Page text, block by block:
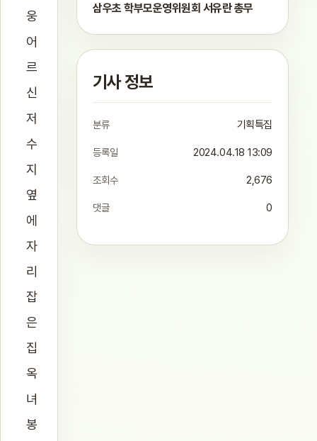
웅
어
르
신
저
수
지
옆
에
자
리
잡
은
집
옥
녀
봉
삼우초 학부모운영위원회 서유란 총무
기사 정보
분류 기획특집
등록일 2024.04.18 13:09
조회수 2,676
댓글 0